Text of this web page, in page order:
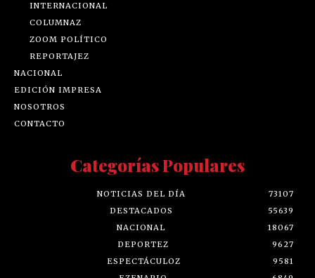
INTERNACIONAL
COLUMNAZ
ZOOM POLÍTICO
REPORTAJEZ
NACIONAL
EDICIÓN IMPRESA
NOSOTROS
CONTACTO
Categorías Populares
NOTICIAS DEL DÍA
73107
DESTACADOS
55639
NACIONAL
18067
DEPORTEZ
9627
ESPECTÁCULOZ
9581